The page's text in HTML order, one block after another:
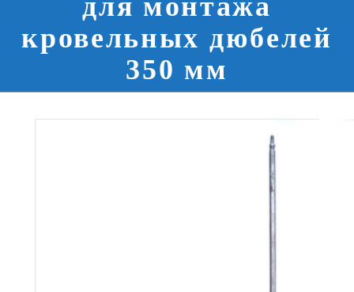
для монтажа
кровельных дюбелей
350 мм